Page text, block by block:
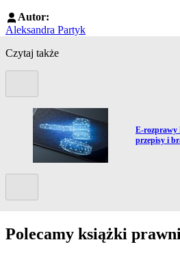
Autor:
Aleksandra Partyk
Czytaj także
Przejdź do
E-rozprawy
przepisy i
Polecamy książki